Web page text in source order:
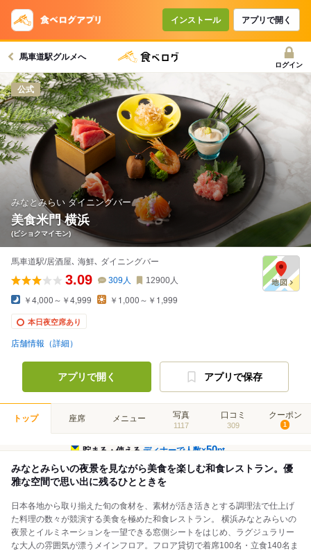
インストール アプリで開く
馬車道駅グルメへ
ログイン
公式
みなとみらい ダイニングバー
美食米門 横浜
(ビショクマイモン)
馬車道駅/居酒屋､ 海鮮､ ダイニングバー
3.09 309人 12900人
￥4,000～￥4,999 ￥1,000～￥1,999
本日夜空席あり
店舗情報（詳細）
アプリで開く アプリで保存
トップ 座席 メニュー 写真
1117
口コミ
309
クーポン
1
貯まる・使えるディナーで人数×50pt
みなとみらいの夜景を見ながら美食を楽しむ和食レストラン。優
雅な空間で思い出に残るひとときを
日本各地から取り揃えた旬の食材を、素材が活き活きとする調理法で仕上げ
た料理の数々が競演する美食を極めた和食レストラン。 横浜みなとみらいの
夜景とイルミネーションを一望できる窓側シートをはじめ、ラグジュラリー
な大人の雰囲気が漂うメインフロア。フロア貸切で着席100名・立食140名ま
コースで使えるクーポン
戻る
クーポンを利用せず予約する